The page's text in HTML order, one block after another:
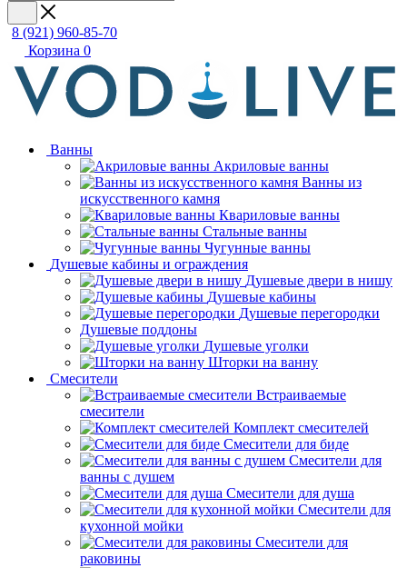
8 (921) 960-85-70
Корзина 0
Ванны
Акриловые ванны
Ванны из
искусственного камня
Квариловые ванны
Стальные ванны
Чугунные ванны
Душевые кабины и ограждения
Душевые двери в нишу
Душевые кабины
Душевые перегородки
Душевые поддоны
Душевые уголки
Шторки на ванну
Смесители
Встраиваемые
смесители
Комплект смесителей
Смесители для биде
Смесители для
ванны с душем
Смесители для душа
Смесители для
кухонной мойки
Смесители для
раковины